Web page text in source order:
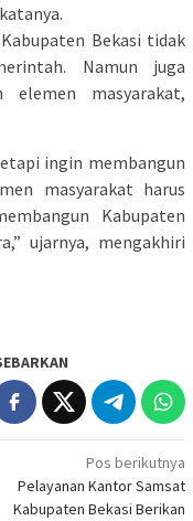
Bekasi tidak
Namun juga
elemen masyarakat,
ingin membangun
masyarakat harus
Kabupaten
ujarnya, mengakhiri
Pos berikutnya
Pelayanan Kantor Samsat
Kabupaten Bekasi Berikan